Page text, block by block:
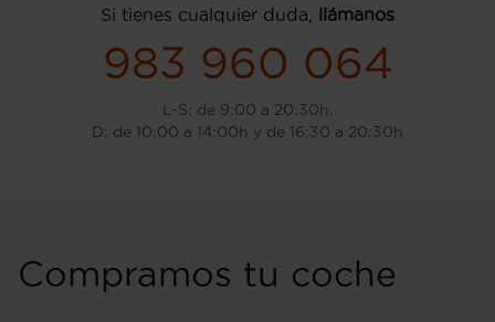
Si tienes cualquier duda, llámanos
983 960 064
L-S: de 9:00 a 20:30h.
D: de 10:00 a 14:00h y de 16:30 a 20:30h
Compramos tu coche